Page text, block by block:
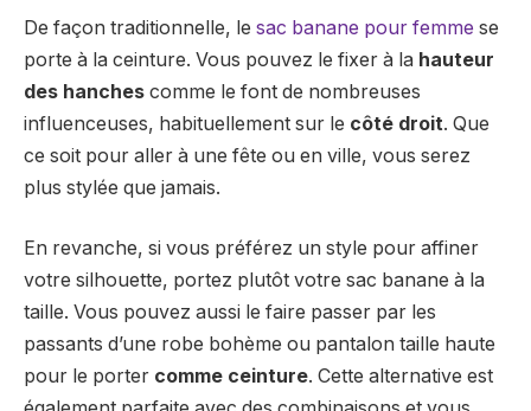
De façon traditionnelle, le sac banane pour femme se
porte à la ceinture. Vous pouvez le fixer à la hauteur
des hanches comme le font de nombreuses
influenceuses, habituellement sur le côté droit. Que
ce soit pour aller à une fête ou en ville, vous serez
plus stylée que jamais.
En revanche, si vous préférez un style pour affiner
votre silhouette, portez plutôt votre sac banane à la
taille. Vous pouvez aussi le faire passer par les
passants d’une robe bohème ou pantalon taille haute
pour le porter comme ceinture. Cette alternative est